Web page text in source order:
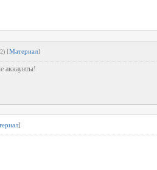
[Материал]
аккаунты!
]